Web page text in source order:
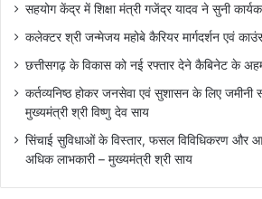
सहयोग केंद्र में शिक्षा मंत्री गजेंद्र यादव ने सुनी
कलेक्टर श्री जन्मेजय महोबे कैरियर मार्गदर्शन एवं
छत्तीसगढ़ के विकास को नई रफ्तार देने कैबिनेट के
कर्तव्यनिष्ठ होकर जनसेवा एवं सुशासन के लिए जमीनी
मुख्यमंत्री श्री विष्णु देव साय
सिंचाई सुविधाओं के विस्तार, फसल विविधिकरण और
अधिक लाभकारी – मुख्यमंत्री श्री साय